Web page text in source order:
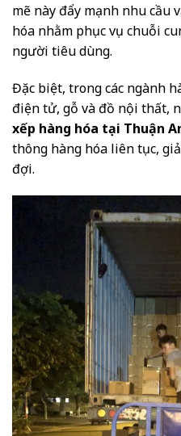
mẽ này đẩy mạnh nhu cầu
hóa nhằm phục vụ chuỗi
người tiêu dùng.
Đặc biệt, trong các ngành
điện tử, gỗ và đồ nội thất,
xếp hàng hóa tại Thuận
thông hàng hóa liên tục,
đợi.